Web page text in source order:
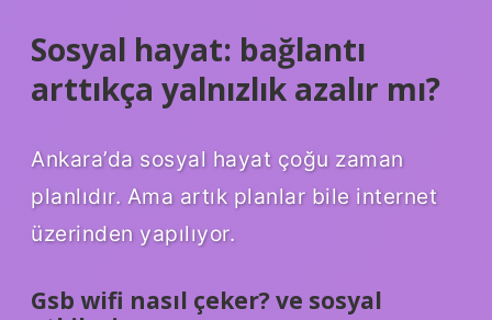
Sosyal hayat: bağlantı
arttıkça yalnızlık azalır mı?
Ankara’da sosyal hayat çoğu zaman
planlıdır. Ama artık planlar bile internet
üzerinden yapılıyor.
Gsb wifi nasıl çeker? ve sosyal